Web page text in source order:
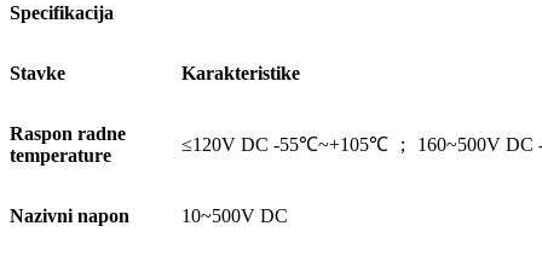
Specifikacija
Stavke Karakteristike
Raspon radne
temperature
≤120V DC -55℃~+105℃ ； 160~500V
Nazivni napon 10~500V DC